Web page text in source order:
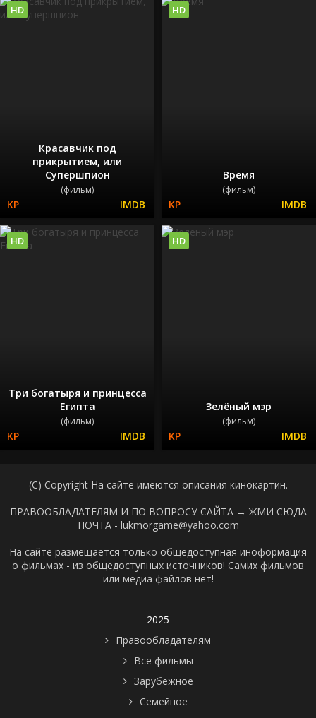
Красавчик под
прикрытием, или
Супершпион
(фильм)
HD
Время
(фильм)
HD
Три богатыря и принцесса
Египта
(фильм)
HD
Зелёный мэр
(фильм)
HD
(C) Copyright На сайте имеются описания кинокартин.
ПРАВООБЛАДАТЕЛЯМ И ПО ВОПРОСУ САЙТА → ЖМИ СЮДА
ПОЧТА - lukmorgame@yahoo.com
На сайте размещается только общедоступная иноформация
о фильмах - из общедоступных источников! Самих фильмов
или медиа файлов нет!
2025
Правообладателям
Все фильмы
Зарубежное
Семейное